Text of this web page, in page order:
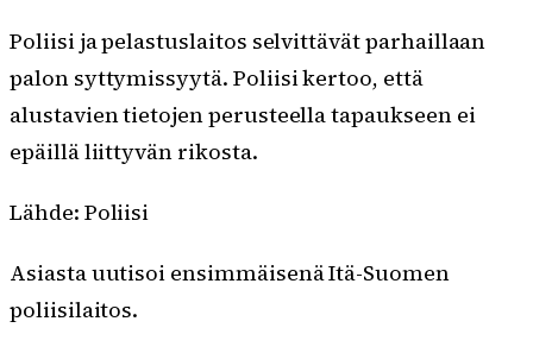
Poliisi ja pelastuslaitos selvittävät parhaillaan
palon syttymissyytä. Poliisi kertoo, että
alustavien tietojen perusteella tapaukseen ei
epäillä liittyvän rikosta.
Lähde: Poliisi
Asiasta uutisoi ensimmäisenä Itä-Suomen
poliisilaitos.